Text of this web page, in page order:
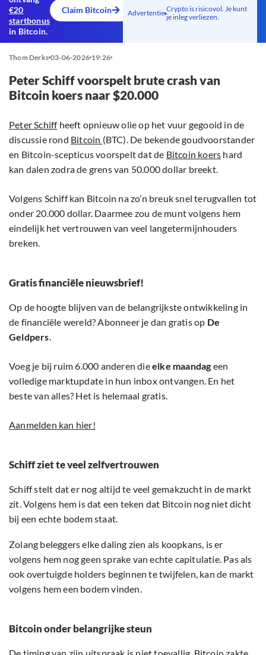
€20
startbonus
in Bitcoin.
Claim Bitcoin Advertentie Crypto is risicovol. Je kunt
je inleg verliezen.
Thom Derks 03-06-2026 19:26
Peter Schiff voorspelt brute crash van
Bitcoin koers naar $20.000
Peter Schiffheeft opnieuw olie op het vuur gegooid in de
discussie rond Bitcoin (BTC). De bekende goudvoorstander
en Bitcoin-scepticus voorspelt dat de Bitcoin koers hard
kan dalen zodra de grens van 50.000 dollar breekt.
Volgens Schiff kan Bitcoin na zo’n breuk snel terugvallen tot
onder 20.000 dollar. Daarmee zou de munt volgens hem
eindelijk het vertrouwen van veel langetermijnhouders
breken.
Gratis financiële nieuwsbrief!
Op de hoogte blijven van de belangrijkste ontwikkeling in
de financiële wereld? Abonneer je dan gratis op De
Geldpers.
Voeg je bij ruim 6.000 anderen dieelke maandag een
volledige marktupdate in hun inbox ontvangen. En het
beste van alles? Het is helemaal gratis.
Aanmelden kan hier!
Schiff ziet te veel zelfvertrouwen
Schiff stelt dat er nog altijd te veel gemakzucht in de markt
zit. Volgens hem is dat een teken dat Bitcoin nog niet dicht
bij een echte bodem staat.
Zolang beleggers elke daling zien als koopkans, is er
volgens hem nog geen sprake van echte capitulatie. Pas als
ook overtuigde holders beginnen te twijfelen, kan de markt
volgens hem een bodem vinden.
Bitcoin onder belangrijke steun